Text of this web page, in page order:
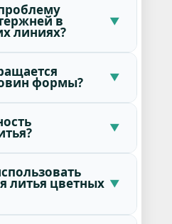
в
линиях?
формы?
литья цветных